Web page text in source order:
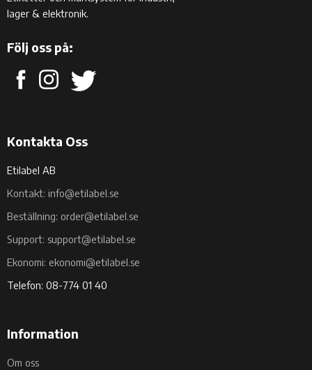
lager & elektronik.
Följ oss på:
Kontakta Oss
Etilabel AB
Kontakt: info@etilabel.se
Beställning: order@etilabel.se
Support: support@etilabel.se
Ekonomi: ekonomi@etilabel.se
Telefon: 08-774 01 40
Information
Om oss